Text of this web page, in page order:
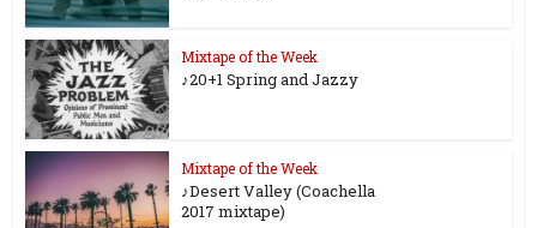
Mixtape of the Week
♪20+1 Spring and Jazzy
Mixtape of the Week
♪Desert Valley (Coachella
2017 mixtape)